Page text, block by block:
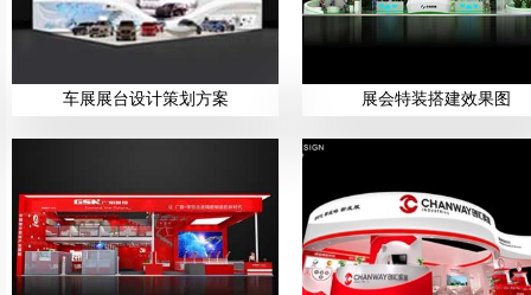
车展展台设计策划方案 展会特装搭建效果图